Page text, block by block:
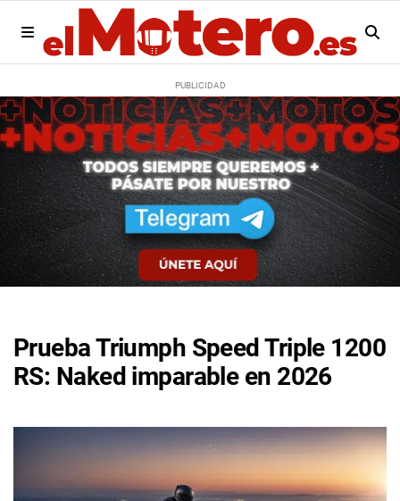
Prueba Triumph Speed Triple 1200
RS: Naked imparable en 2026